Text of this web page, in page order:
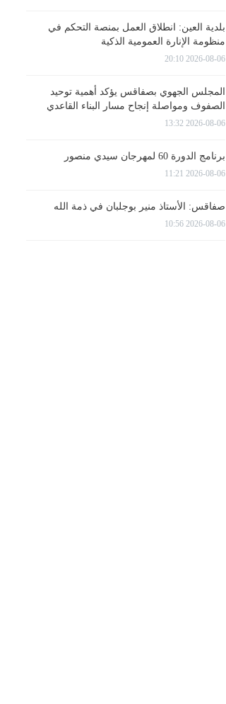
بلدية العين: انطلاق العمل بمنصة التحكم في
منظومة الإنارة العمومية الذكية
2026-08-06 20:10
المجلس الجهوي بصفاقس يؤكد أهمية توحيد
الصفوف ومواصلة إنجاح مسار البناء القاعدي
2026-08-06 13:32
برنامج الدورة 60 لمهرجان سيدي منصور
2026-08-06 11:21
صفاقس: الأستاذ منير بوجلبان في ذمة الله
2026-08-06 10:56